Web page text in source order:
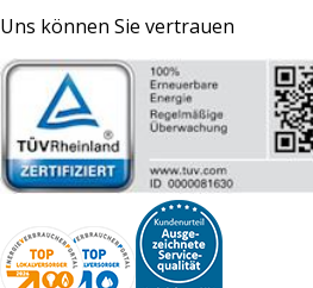
Uns können Sie vertrauen